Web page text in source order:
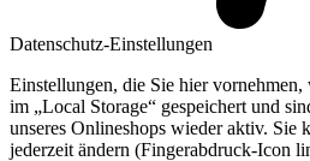
Datenschutz-Einstellungen
Einstellungen, die Sie hier
im „Local Storage“ gespeichert und
unseres Onlineshops wieder aktiv. Sie
jederzeit ändern (Fingerabdruck-Icon